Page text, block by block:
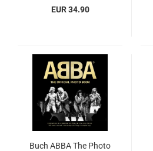
EUR 34.90
Buch ABBA The Photo